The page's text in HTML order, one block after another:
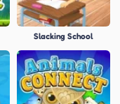
Slacking School